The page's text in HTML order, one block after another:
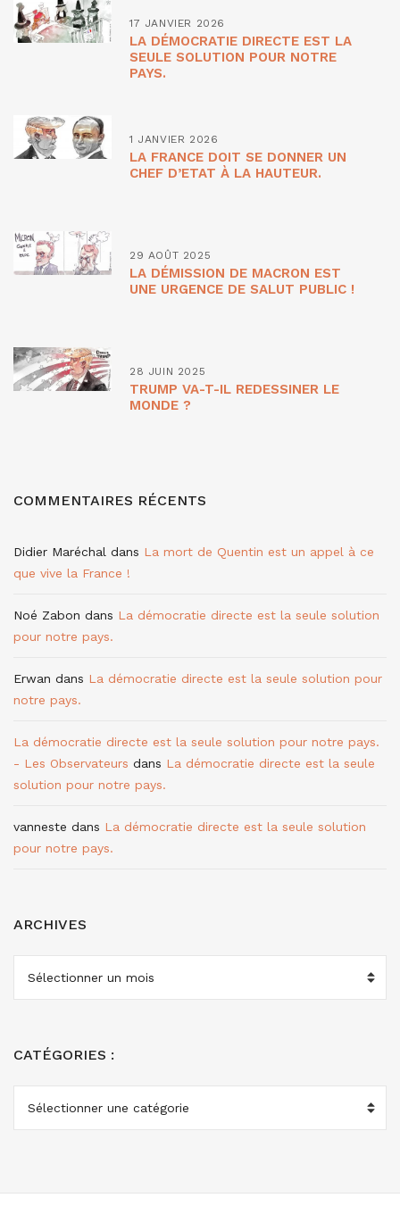
17 JANVIER 2026
LA DÉMOCRATIE DIRECTE EST LA
SEULE SOLUTION POUR NOTRE
PAYS.
1 JANVIER 2026
LA FRANCE DOIT SE DONNER UN
CHEF D’ETAT À LA HAUTEUR.
29 AOÛT 2025
LA DÉMISSION DE MACRON EST
UNE URGENCE DE SALUT PUBLIC !
28 JUIN 2025
TRUMP VA-T-IL REDESSINER LE
MONDE ?
COMMENTAIRES RÉCENTS
Didier Maréchal dans La mort de Quentin est un appel à ce
que vive la France !
Noé Zabon dans La démocratie directe est la seule solution
pour notre pays.
Erwan dans La démocratie directe est la seule solution pour
notre pays.
La démocratie directe est la seule solution pour notre pays.
- Les Observateurs dans La démocratie directe est la seule
solution pour notre pays.
vanneste dans La démocratie directe est la seule solution
pour notre pays.
ARCHIVES
CATÉGORIES :